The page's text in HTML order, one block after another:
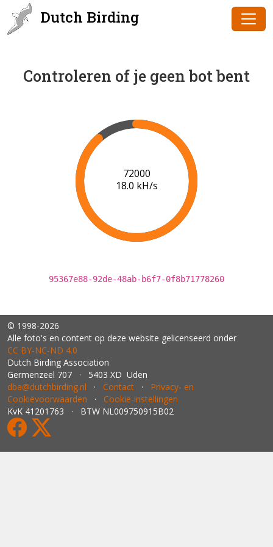
Dutch Birding
Controleren of je geen bot bent
74000
18.1 kH/s
95367e88-92de-48ab-b6f7-0f8b71778260
© 1998-2026
Alle foto's en content op deze website gelicenseerd onder
CC BY‑NC‑ND 4.0
Dutch Birding Association
Germenzeel 707 · 5403 XD Uden
dba@dutchbirding.nl · Contact · Privacy- en
Cookievoorwaarden · Cookie-instellingen
KvK 41201763 · BTW NL009750915B02